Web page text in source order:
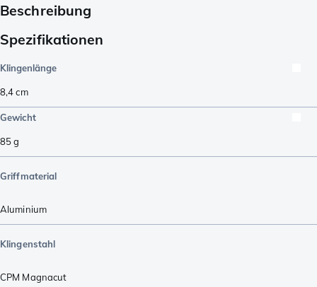
Beschreibung
Spezifikationen
Klingenlänge
8,4cm
Gewicht
85g
Griffmaterial
Aluminium
Klingenstahl
CPM Magnacut